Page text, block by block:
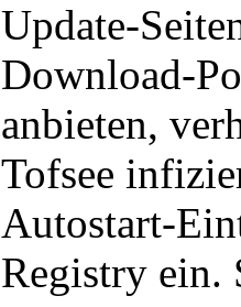
Update-
Download-
anbieten,
Tofsee
Autostart-
Registry ein.